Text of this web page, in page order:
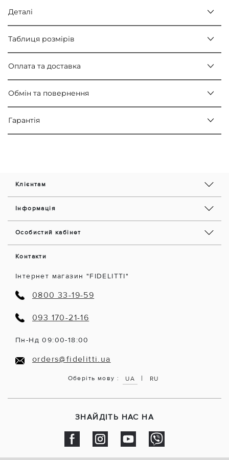
Деталі
Таблиця розмірів
Оплата та доставка
Обмін та повернення
Гарантія
Клієнтам
Інформація
Особистий кабінет
Контакти
Інтернет магазин "FIDELITTI"
0800 33-19-59
093 170-21-16
Пн-Нд 09:00-18:00
orders@fidelitti.ua
Оберіть мову : UA | RU
ЗНАЙДІТЬ НАС НА